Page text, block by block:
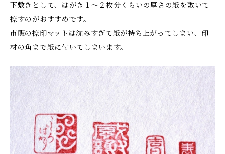
下敷きとして、はがき１〜２枚分くらいの厚さの紙を敷いて
捺すのがおすすめです。
市販の捺印マットは沈みすぎて紙が持ち上がってしまい、印
材の角まで紙に付いてしまいます。